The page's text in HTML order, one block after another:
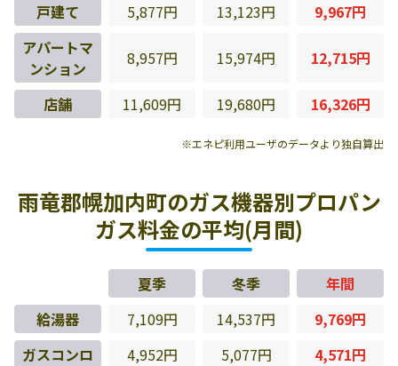
戸建て
5,877円 13,123円
9,967円
アパートマ
ンション
8,957円 15,974円 12,715円
店舗 11,609円 19,680円 16,326円
※エネピ利用ユーザのデータより独自算出
雨竜郡幌加内町のガス機器別プロパン
ガス料金の平均(月間)
夏季 冬季
年間
給湯器
7,109円 14,537円
9,769円
ガスコンロ
4,952円 5,077円 4,571円